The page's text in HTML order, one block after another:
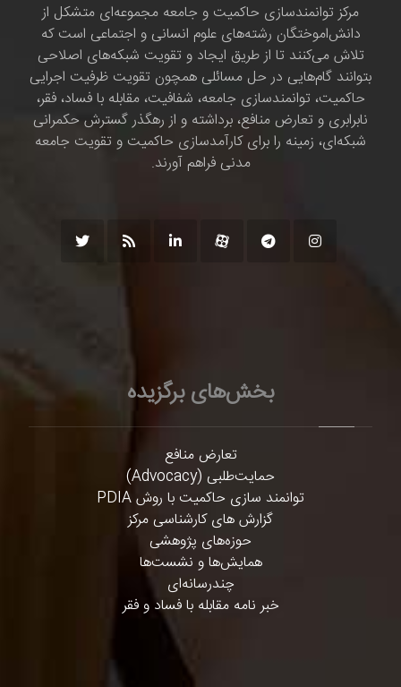
مرکز توانمندسازی حاکمیت و جامعه مجموعه‌ای متشکل از
دانش‌اموختگان رشته‌های علوم انسانی و اجتماعی است که
تلاش می‌کنند تا از طریق ایجاد و تقویت شبکه‌های اصلاحی
بتوانند گام‌هایی در حل مسائلی همچون تقویت ظرفیت اجرایی
حاکمیت، توانمندسازی جامعه، شفافیت، مقابله با فساد، فقر،
نابرابری و تعارض منافع، برداشته و از رهگذر گسترش حکمرانی
شبکه‌ای، زمینه را برای کارآمدسازی حاکمیت و تقویت جامعه
مدنی فراهم آورند.
بخش‌های برگزیده
تعارض منافع
حمایت‌طلبی (Advocacy)
توانمند سازی حاکمیت با روش PDIA
گزارش های کارشناسی مرکز
حوزه‌های پژوهشی
همایش‌ها و نشست‌ها
چندرسانه‌ای
خبر نامه مقابله با فساد و فقر